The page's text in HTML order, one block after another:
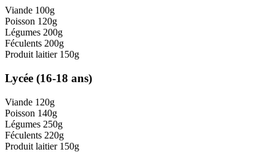
Viande 100g
Poisson 120g
Légumes 200g
Féculents 200g
Produit laitier 150g
Lycée (16-18 ans)
Viande 120g
Poisson 140g
Légumes 250g
Féculents 220g
Produit laitier 150g